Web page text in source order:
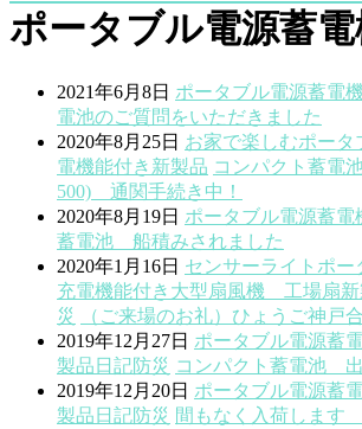
ポータブル電源蓄
2021年6月8日 ポータブル電源蓄電機
電池のご質問をいただきました
2020年8月25日 お家で楽しむポータ
電機能付き 新製品 コンパクト蓄電
500) 通関手続き中！
2020年8月19日 ポータブル電源蓄電
蓄電池 船積みされました
2020年1月16日 センサーライト ポー
充電機能付き 大型扇風機 工場扇
災
（ご来場のお礼）ひょうご神戸
2019年12月27日 ポータブル電源蓄
製品 日記防災 コンパクト蓄電池
2019年12月20日 ポータブル電源蓄
製品 日記防災 間もなく入荷します